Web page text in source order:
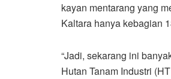
kayan mentarang yang
Kaltara hanya kebagian
“Jadi, sekarang ini
Hutan Tanam Industri